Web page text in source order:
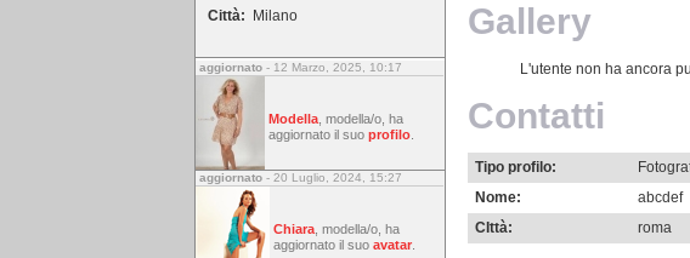
Gallery
L'utente non ha ancora
Contatti
Tipo profilo:
Nome:
abcdef
CIttà:
roma
Città: Milano
aggiornato - 12 Marzo, 2025, 10:17
Modella , modella/o, ha
aggiornato il suo profilo
aggiornato - 20 Luglio, 2024, 15:27
Chiara , modella/o, ha
aggiornato il suo avatar